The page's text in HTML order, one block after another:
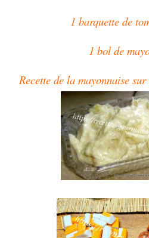
1 barquette de
1 bol de
Recette de la mayonnaise